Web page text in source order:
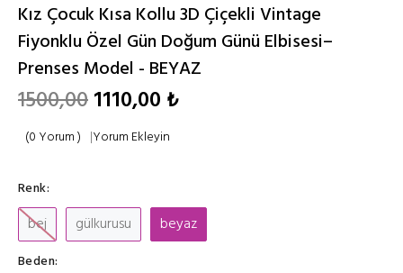
Kız Çocuk Kısa Kollu 3D Çiçekli Vintage
Fiyonklu Özel Gün Doğum Günü Elbisesi–
Prenses Model - BEYAZ
1500,001110,00 ₺
(0 Yorum ) |Yorum Ekleyin
Renk:
bej gülkurusu beyaz
Beden: